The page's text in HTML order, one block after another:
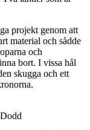
projekt genom att
material och sådde
och
bort. I vissa hål
skugga och ett